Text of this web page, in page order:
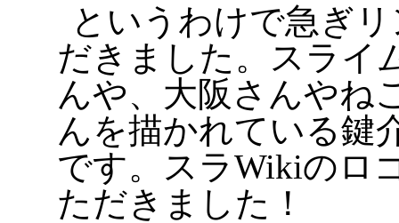
というわけで急ぎ
だきました。スライ
んや、大阪さんやね
んを描かれている鍵
です。スラWikiのロ
ただきました！